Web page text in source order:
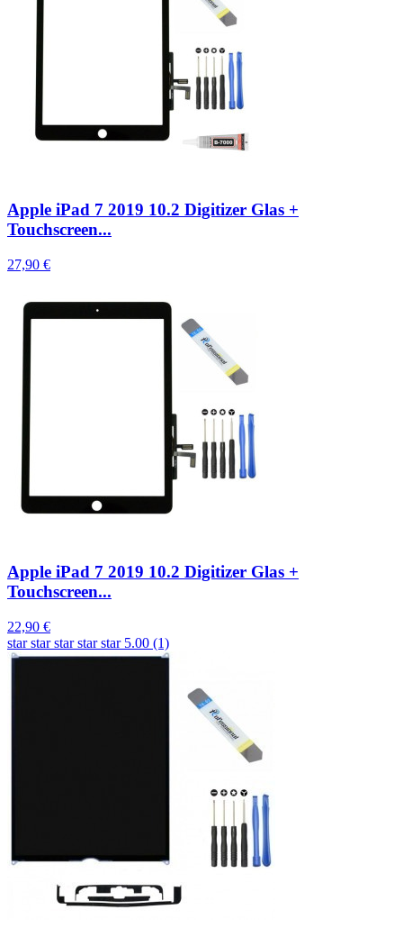
Apple iPad 7 2019 10.2 Digitizer Glas +
Touchscreen...
27,90 €
Apple iPad 7 2019 10.2 Digitizer Glas +
Touchscreen...
22,90 €
star star star star star 5.00 (1)